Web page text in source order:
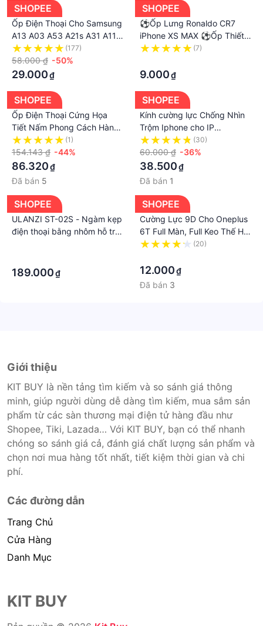
Y93 Y95
SHOPEE
Ốp Điện Thoại Cho Samsung
A13 A03 A53 A21s A31 A11
M11 A50 A51 A71 A10s A20s
A70 A20 A10 A7 2018 A750
A50s A30s M21 M30s A31
(177)
58.000 ₫ -50%
29.000₫
SHOPEE
⚽Ốp Lưng Ronaldo CR7
iPhone XS MAX ⚽Ốp Thiết
Kế Độc Đáo iphone 14 13 12
Xs Max BONGDA066
(7)
9.000₫
SHOPEE
Ốp Điện Thoại Cứng Họa
Tiết Nấm Phong Cách Hàn
Quốc Cho Iphone 15pro /
14promax / 13 / 12 / 11
(1)
154.143 ₫ -44%
86.320₫
Đã bán 5
SHOPEE
Kính cường lực Chống Nhìn
Trộm Iphone cho IP
6/6Plus/7/7Plus/X/XR/XSMAX/
12 Series
(30)
60.000 ₫ -36%
38.500₫
Đã bán 1
SHOPEE
ULANZI ST-02S - Ngàm kẹp
điện thoại bằng nhôm hỗ trợ
HÃNG
189.000₫
SHOPEE
Cường Lực 9D Cho Oneplus
6T Full Màn, Full Keo Thế Hệ
Mới
(20)
12.000₫
Đã bán 3
Giới thiệu
KIT BUY là nền tảng tìm kiếm và so sánh giá thông
minh, giúp người dùng dễ dàng tìm kiếm, mua sắm sản
phẩm từ các sàn thương mại điện tử hàng đầu như
Shopee, Tiki, Lazada… Với KIT BUY, bạn có thể nhanh
chóng so sánh giá cả, đánh giá chất lượng sản phẩm và
chọn nơi mua hàng tốt nhất, tiết kiệm thời gian và chi
phí.
Các đường dẫn
Trang Chủ
Cửa Hàng
Danh Mục
KIT BUY